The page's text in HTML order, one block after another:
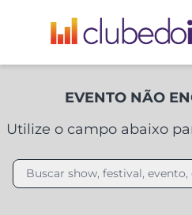
EVENTO NÃO
Utilize o campo abaixo
Buscar show, festival, evento,